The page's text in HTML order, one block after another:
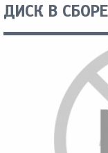
ДИСК В СБОРЕ